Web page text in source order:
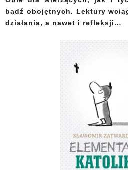
bądź obojętnych. Lektury
działania, a nawet i refleksji…